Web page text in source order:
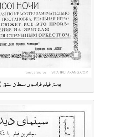
پوستر فیلم فرانسوی سلطان عشق (۱۹۱۹) به زبان های فارسی و روسی